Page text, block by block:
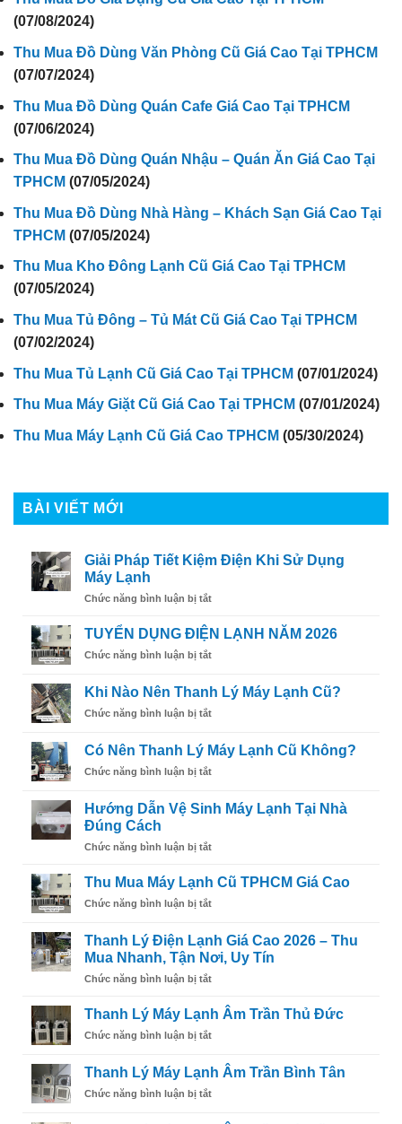
(07/08/2024)
Thu Mua Đồ Dùng Văn Phòng Cũ Giá Cao Tại TPHCM
(07/07/2024)
Thu Mua Đồ Dùng Quán Cafe Giá Cao Tại TPHCM
(07/06/2024)
Thu Mua Đồ Dùng Quán Nhậu – Quán Ăn Giá Cao Tại
TPHCM (07/05/2024)
Thu Mua Đồ Dùng Nhà Hàng – Khách Sạn Giá Cao Tại
TPHCM (07/05/2024)
Thu Mua Kho Đông Lạnh Cũ Giá Cao Tại TPHCM
(07/05/2024)
Thu Mua Tủ Đông – Tủ Mát Cũ Giá Cao Tại TPHCM
(07/02/2024)
Thu Mua Tủ Lạnh Cũ Giá Cao Tại TPHCM (07/01/2024)
Thu Mua Máy Giặt Cũ Giá Cao Tại TPHCM (07/01/2024)
Thu Mua Máy Lạnh Cũ Giá Cao TPHCM (05/30/2024)
BÀI VIẾT MỚI
Giải Pháp Tiết Kiệm Điện Khi Sử Dụng
Máy Lạnh
Chức năng bình luận bị tắtở
Pháp
Kiệm
Khi
Dụng
Lạnh
TUYỂN DỤNG ĐIỆN LẠNH NĂM 2026
Chức năng bình luận bị tắtở
DỤNG
ĐIỆN
LẠNH
2026
Khi Nào Nên Thanh Lý Máy Lạnh Cũ?
Chức năng bình luận bị tắtở
Nào
Nên
Thanh
Máy
Có Nên Thanh Lý Máy Lạnh Cũ Không?
Chức năng bình luận bị tắtở
Nên
Thanh
Máy
Cũ
Hướng Dẫn Vệ Sinh Máy Lạnh Tại Nhà
Đúng Cách
Chức năng bình luận bị tắtở
Dẫn
Sinh
Lạnh
Tại
Nhà
Đúng
Thu Mua Máy Lạnh Cũ TPHCM Giá Cao
Chức năng bình luận bị tắtở
Mua
Máy
Lạnh
Cũ
Giá
Thanh Lý Điện Lạnh Giá Cao 2026 – Thu
Mua Nhanh, Tận Nơi, Uy Tín
Chức năng bình luận bị tắtở
Lý
Lạnh
Cao
–
Thanh Lý Máy Lạnh Âm Trần Thủ Đức
Chức năng bình luận bị tắtở
Lý
Máy
Lạnh
Thanh Lý Máy Lạnh Âm Trần Bình Tân
Chức năng bình luận bị tắtở